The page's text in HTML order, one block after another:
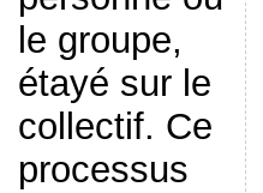
le groupe,
étayé sur le
collectif. Ce
processus